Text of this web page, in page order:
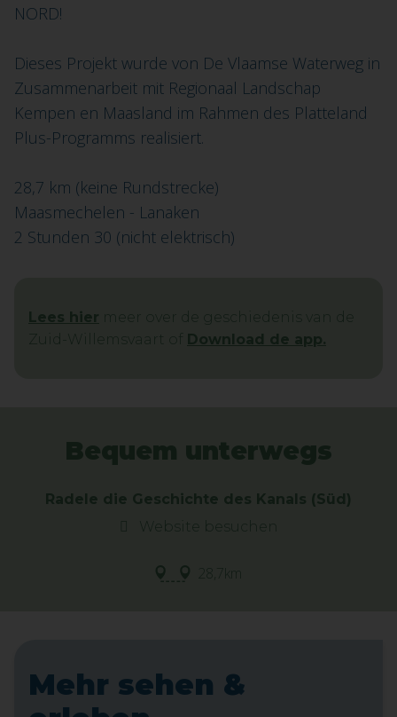
NORD!
Dieses Projekt wurde von De Vlaamse Waterweg in
Zusammenarbeit mit Regionaal Landschap
Kempen en Maasland im Rahmen des Platteland
Plus-Programms realisiert.
28,7 km (keine Rundstrecke)
Maasmechelen - Lanaken
2 Stunden 30 (nicht elektrisch)
Lees hier meer over de geschiedenis van de
Zuid-Willemsvaart of Download de app.
Bequem unterwegs
Radele die Geschichte des Kanals (Süd)
Website besuchen
28,7km
Mehr sehen &